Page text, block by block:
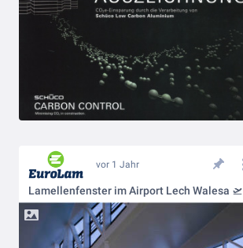
vor 1 Jahr
Lamellenfenster im Airport Lech Walesa 🛫